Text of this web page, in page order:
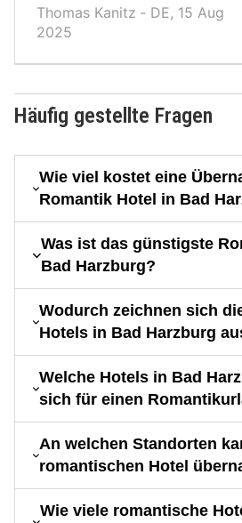
Thomas Kanitz ‐ DE, 15 Aug
2025
Häufig gestellte Fragen
Wie viel kostet eine
Romantik Hotel in Bad
Was ist das günstigste
Bad Harzburg?
Wodurch zeichnen sich
Hotels in Bad Harzburg
Welche Hotels in Bad
sich für einen
An welchen Standorten
romantischen Hotel
Wie viele romantische